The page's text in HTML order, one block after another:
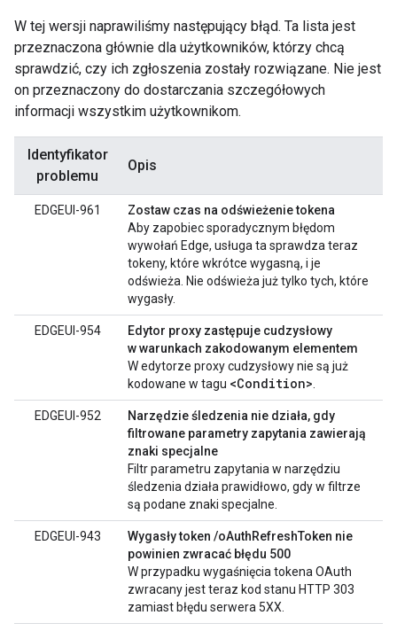
W tej wersji naprawiliśmy następujący błąd. Ta lista jest
przeznaczona głównie dla użytkowników, którzy chcą
sprawdzić, czy ich zgłoszenia zostały rozwiązane. Nie jest
on przeznaczony do dostarczania szczegółowych
informacji wszystkim użytkownikom.
Identyfikator
problemu
Opis
EDGEUI-961
Zostaw czas na odświeżenie tokena
Aby zapobiec sporadycznym błędom
wywołań Edge, usługa ta sprawdza teraz
tokeny, które wkrótce wygasną, i je
odświeża. Nie odświeża już tylko tych, które
wygasły.
EDGEUI-954
Edytor proxy zastępuje cudzysłowy
w warunkach zakodowanym elementem
W edytorze proxy cudzysłowy nie są już
kodowane w tagu <Condition>
EDGEUI-952
Narzędzie śledzenia nie działa, gdy
filtrowane parametry zapytania zawierają
znaki specjalne
Filtr parametru zapytania w narzędziu
śledzenia działa prawidłowo, gdy w filtrze
są podane znaki specjalne.
EDGEUI-943
Wygasły token /oAuthRefreshToken nie
powinien zwracać błędu 500
W przypadku wygaśnięcia tokena OAuth
zwracany jest teraz kod stanu HTTP 303
zamiast błędu serwera 5XX.